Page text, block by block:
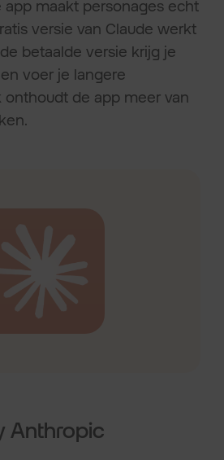
app maakt personages echt
versie van Claude werkt
betaalde versie krijg je
voer je langere
onthoudt de app meer van
Anthropic